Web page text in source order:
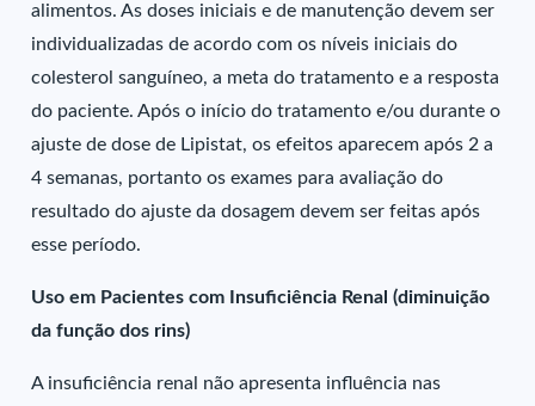
alimentos. As doses iniciais e de manutenção devem ser
individualizadas de acordo com os níveis iniciais do
colesterol sanguíneo, a meta do tratamento e a resposta
do paciente. Após o início do tratamento e/ou durante o
ajuste de dose de Lipistat, os efeitos aparecem após 2 a
4 semanas, portanto os exames para avaliação do
resultado do ajuste da dosagem devem ser feitas após
esse período.
Uso em Pacientes com Insuficiência Renal (diminuição
da função dos rins)
A insuficiência renal não apresenta influência nas